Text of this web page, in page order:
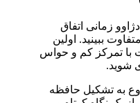
زمانی اتفاق
ببینید. اولین
با تمرکز کم و حواس
شوید.
به تشکیل حافظه